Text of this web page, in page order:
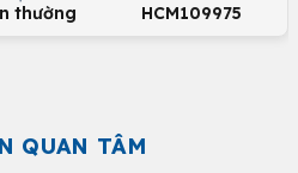
thường HCM109975
QUAN TÂM